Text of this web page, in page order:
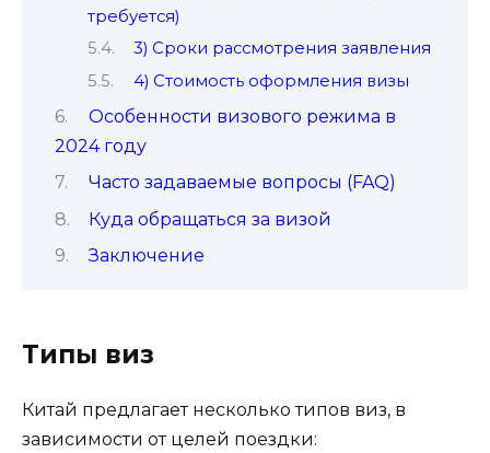
требуется)
3) Сроки рассмотрения заявления
4) Стоимость оформления визы
Особенности визового режима в
2024 году
Часто задаваемые вопросы (FAQ)
Куда обращаться за визой
Заключение
Типы виз
Китай предлагает несколько типов виз, в
зависимости от целей поездки: